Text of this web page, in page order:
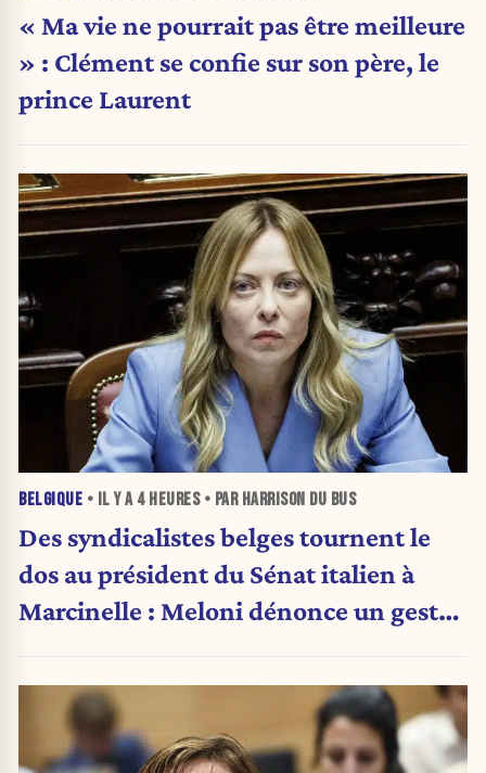
« Ma vie ne pourrait pas être meilleure
» : Clément se confie sur son père, le
prince Laurent
BELGIQUE • IL Y A 4 HEURES• PAR HARRISON DU BUS
Des syndicalistes belges tournent le
dos au président du Sénat italien à
Marcinelle : Meloni dénonce un geste